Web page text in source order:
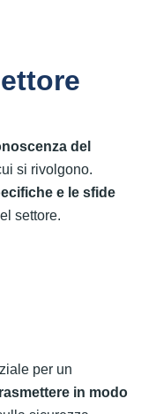
del
si rivolgono.
e le sfide
settore.
per un
in modo